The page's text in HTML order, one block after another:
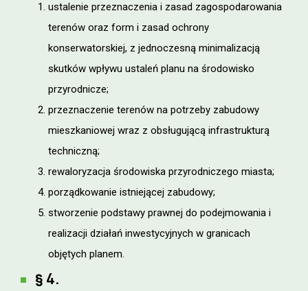
ustalenie przeznaczenia i zasad zagospodarowania
terenów oraz form i zasad ochrony
konserwatorskiej, z jednoczesną minimalizacją
skutków wpływu ustaleń planu na środowisko
przyrodnicze;
przeznaczenie terenów na potrzeby zabudowy
mieszkaniowej wraz z obsługującą infrastrukturą
techniczną;
rewaloryzacja środowiska przyrodniczego miasta;
porządkowanie istniejącej zabudowy;
stworzenie podstawy prawnej do podejmowania i
realizacji działań inwestycyjnych w granicach
objętych planem.
§ 4.